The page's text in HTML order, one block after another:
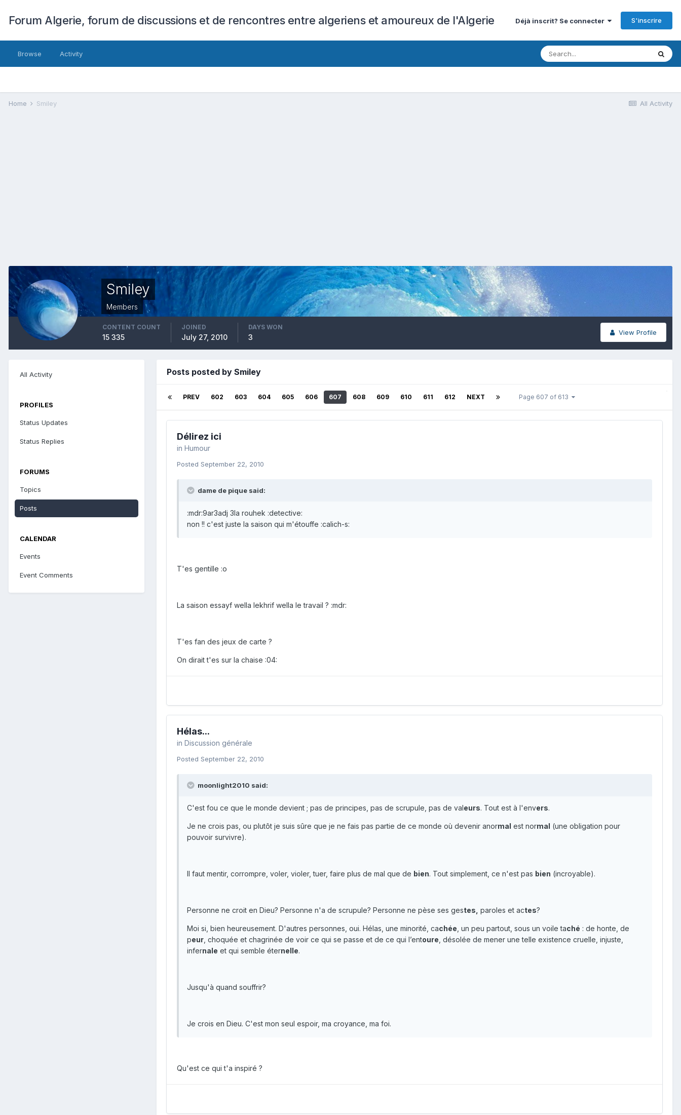
Forum Algerie, forum de discussions et de rencontres entre algeriens et amoureux de l'Algerie Déjà inscrit? Se connecter S'inscrire
Browse Activity
All Activity
Home Smiley
Smiley
Members
View Profile
CONTENT COUNT
15 335
JOINED
July 27, 2010
DAYS WON
3
All Activity
PROFILES
Status Updates
Status Replies
FORUMS
Topics
Posts
CALENDAR
Events
Event Comments
Posts posted by Smiley
PREV 602 603 604 605 606 607 608 609 610 611 612 NEXT Page 607 of 613
Délirez ici
in Humour
Posted September 22, 2010
dame de pique said:
:mdr:9ar3adj 3la rouhek :detective:
non !! c'est juste la saison qui m'étouffe :calich-s:
T'es gentille :o
La saison essayf wella lekhrif wella le travail ? :mdr:
T'es fan des jeux de carte ?
On dirait t'es sur la chaise :04:
Hélas...
in Discussion générale
Posted September 22, 2010
moonlight2010 said:
C'est fou ce que le monde devient ; pas de principes, pas de scrupule, pas de valeurs. Tout est à l'envers.
Je ne crois pas, ou plutôt je suis sûre que je ne fais pas partie de ce monde où devenir anormal est normal (une obligation pour
pouvoir survivre).
Il faut mentir, corrompre, voler, violer, tuer, faire plus de mal que de bien. Tout simplement, ce n'est pas bien (incroyable).
Personne ne croit en Dieu? Personne n'a de scrupule? Personne ne pèse ses gestes, paroles et actes?
Moi si, bien heureusement. D'autres personnes, oui. Hélas, une minorité, cachée , un peu partout, sous un voile taché : de honte, de
peur , choquée et chagrinée de voir ce qui se passe et de ce qui l’entoure , désolée de mener une telle existence cruelle, injuste,
infernale et qui semble éternelle.
Jusqu'à quand souffrir?
Je crois en Dieu. C'est mon seul espoir, ma croyance, ma foi.
Qu'est ce qui t'a inspiré ?